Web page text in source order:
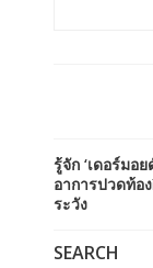
รู้จัก ‘เดอร์มอ
อาการปวดท้อ
ระวัง
SEARCH